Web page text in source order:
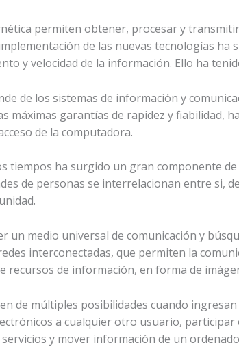
permiten obtener, procesar y
de las nuevas tecnologías
y velocidad de la información. Ello ha
de los sistemas de información y
máximas garantías de rapidez y fiabilidad,
de la computadora.
tiempos ha surgido un gran componente
de personas se interrelacionan entre si,
un medio universal de comunicación y
interconectadas, que permiten la
recursos de información, en forma de
de múltiples posibilidades cuando
a cualquier otro usuario,
y mover información de un